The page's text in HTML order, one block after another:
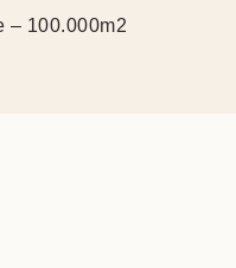
– 100.000m2